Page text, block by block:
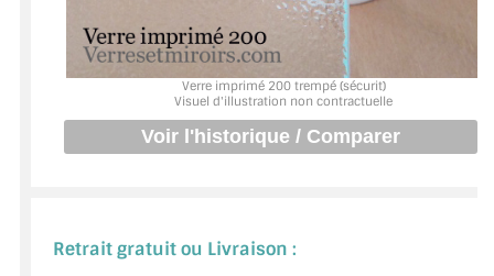
JOINTS D'ÉTANCHÉITÉS
FIXATION GARDES CORPS
SYSTÈMES PIVOTANTS
(STROMBINOSCOPE)
Verre imprimé 200 trempé (sécurit)
Visuel d'illustration non contractuelle
Retrait gratuit ou Livraison :